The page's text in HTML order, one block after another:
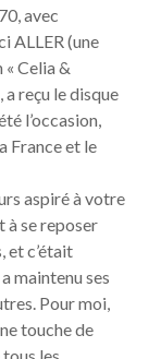
avec
ALLER (une
Celia &
a reçu le disque
l’occasion,
France et le
aspiré à votre
se reposer
et c’était
maintenu ses
Pour moi,
touche de